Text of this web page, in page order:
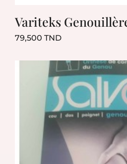
Variteks
79,500 TNDPrix